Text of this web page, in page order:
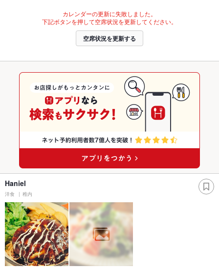
カレンダーの更新に失敗しました。
下記ボタンを押して空席状況を更新してください。
空席状況を更新する
Haniel
洋食 稚内